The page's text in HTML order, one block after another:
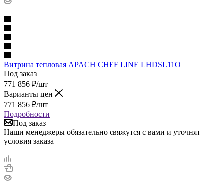
Витрина тепловая APACH CHEF LINE LHDSL11O
Под заказ
771 856 ₽/шт
Варианты цен
771 856 ₽/шт
Подробности
Под заказ
Наши менеджеры обязательно свяжутся с вами и уточнят
условия заказа